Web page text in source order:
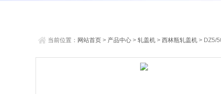
当前位置： 网站首页 > 产品中心 > 轧盖机 > 西林瓶轧盖机 > DZ5/